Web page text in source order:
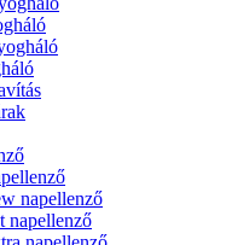
napellenző
napellenző